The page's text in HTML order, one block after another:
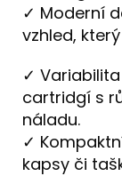
✓ Moderní
vzhled,
✓
cartridgí s
náladu.
✓
kapsy či